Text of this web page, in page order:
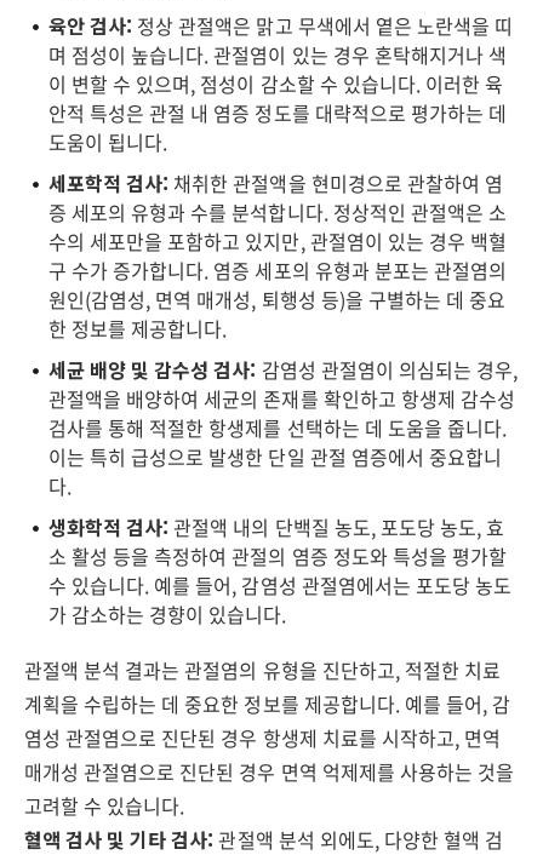
육안 검사: 정상 관절액은 맑고 무색에서 옅은 노란색을 띠
며 점성이 높습니다. 관절염이 있는 경우 혼탁해지거나 색
이 변할 수 있으며, 점성이 감소할 수 있습니다. 이러한 육
안적 특성은 관절 내 염증 정도를 대략적으로 평가하는 데
도움이 됩니다.
세포학적 검사: 채취한 관절액을 현미경으로 관찰하여 염
증 세포의 유형과 수를 분석합니다. 정상적인 관절액은 소
수의 세포만을 포함하고 있지만, 관절염이 있는 경우 백혈
구 수가 증가합니다. 염증 세포의 유형과 분포는 관절염의
원인(감염성, 면역 매개성, 퇴행성 등)을 구별하는 데 중요
한 정보를 제공합니다.
세균 배양 및 감수성 검사: 감염성 관절염이 의심되는 경우,
관절액을 배양하여 세균의 존재를 확인하고 항생제 감수성
검사를 통해 적절한 항생제를 선택하는 데 도움을 줍니다.
이는 특히 급성으로 발생한 단일 관절 염증에서 중요합니
다.
생화학적 검사: 관절액 내의 단백질 농도, 포도당 농도, 효
소 활성 등을 측정하여 관절의 염증 정도와 특성을 평가할
수 있습니다. 예를 들어, 감염성 관절염에서는 포도당 농도
가 감소하는 경향이 있습니다.
관절액 분석 결과는 관절염의 유형을 진단하고, 적절한 치료
계획을 수립하는 데 중요한 정보를 제공합니다. 예를 들어, 감
염성 관절염으로 진단된 경우 항생제 치료를 시작하고, 면역
매개성 관절염으로 진단된 경우 면역 억제제를 사용하는 것을
고려할 수 있습니다.
혈액 검사 및 기타 검사: 관절액 분석 외에도, 다양한 혈액 검